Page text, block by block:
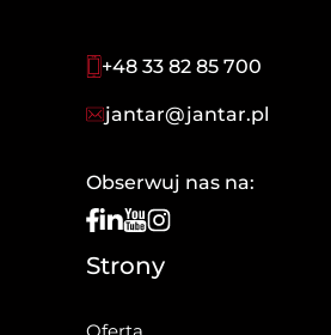
+48 33 82 85 700
jantar@jantar.pl
Obserwuj nas na:
Strony